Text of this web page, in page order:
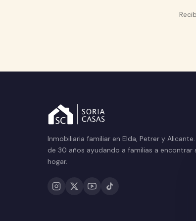
Inmobiliaria familiar en Elda, Petrer y Alicante.
de 30 años ayudando a familias a encontrar
hogar.